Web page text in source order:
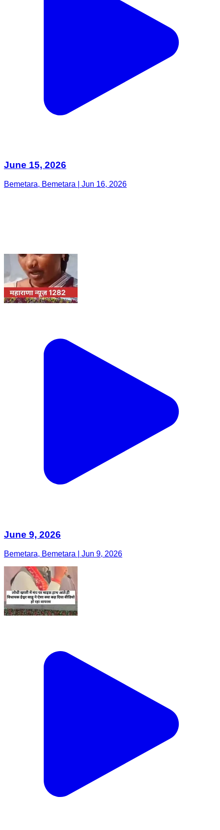
June 15, 2026
Bemetara, Bemetara | Jun 16, 2026
June 9, 2026
June 8, 2026